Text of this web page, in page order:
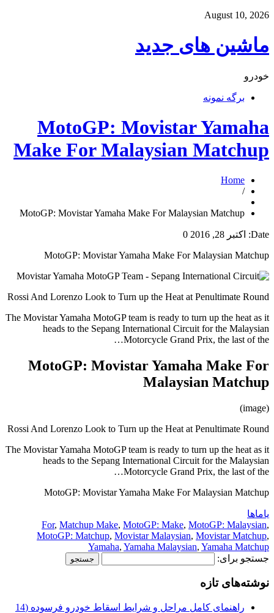
August 10, 2026
ماشین های جدید
خودرو
برگه نمونه
MotoGP: Movistar Yamaha
Make For Malaysian Matchup
Home
/
MotoGP: Movistar Yamaha Make For Malaysian Matchup
Date: اکتبر 28, 2016
0
MotoGP: Movistar Yamaha Make For Malaysian Matchup
Rossi And Lorenzo Look to Turn up the Heat at Penultimate Round
The Movistar Yamaha MotoGP team is ready to turn up the heat as it
heads to the Sepang International Circuit for the Malaysian
Motorcycle Grand Prix, the last of the…
MotoGP: Movistar Yamaha Make For
Malaysian Matchup
(image)
Rossi And Lorenzo Look to Turn up the Heat at Penultimate Round
The Movistar Yamaha MotoGP team is ready to turn up the heat as it
heads to the Sepang International Circuit for the Malaysian
Motorcycle Grand Prix, the last of the…
MotoGP: Movistar Yamaha Make For Malaysian Matchup
یاماها
For, Matchup Make, MotoGP: Make, MotoGP: Malaysian,
MotoGP: Matchup, Movistar Malaysian, Movistar Matchup,
Yamaha, Yamaha Malaysian, Yamaha Matchup
جستجو برای:
نوشته‌های تازه
راهنمای کامل مراحل و شرایط اسقاط خودرو فرسوده (14